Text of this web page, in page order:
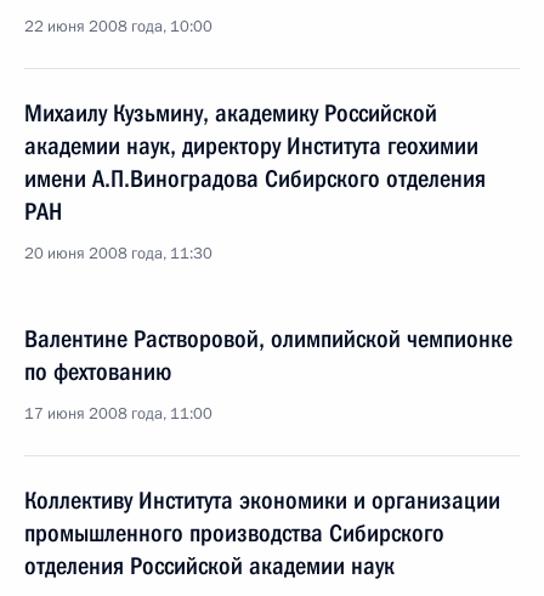
22 июня 2008 года, 10:00
Михаилу Кузьмину, академику Российской
академии наук, директору Института геохимии
имени А.П.Виноградова Сибирского отделения
РАН
20 июня 2008 года, 11:30
Валентине Растворовой, олимпийской чемпионке
по фехтованию
17 июня 2008 года, 11:00
Коллективу Института экономики и организации
промышленного производства Сибирского
отделения Российской академии наук